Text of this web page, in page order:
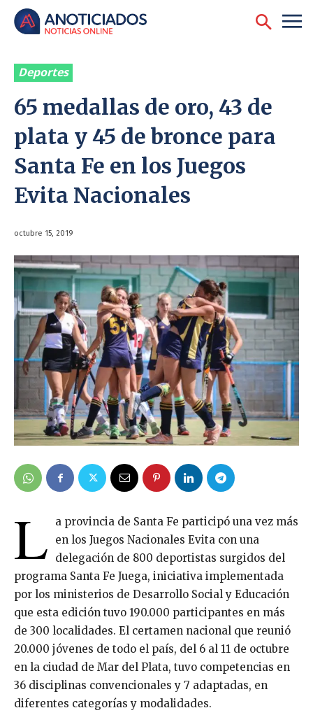
Deportes
65 medallas de oro, 43 de
plata y 45 de bronce para
Santa Fe en los Juegos
Evita Nacionales
octubre 15, 2019
L
a provincia de Santa Fe participó una vez más
en los Juegos Nacionales Evita con una
delegación de 800 deportistas surgidos del
programa Santa Fe Juega, iniciativa implementada
por los ministerios de Desarrollo Social y Educación
que esta edición tuvo 190.000 participantes en más
de 300 localidades. El certamen nacional que reunió
20.000 jóvenes de todo el país, del 6 al 11 de octubre
en la ciudad de Mar del Plata, tuvo competencias en
36 disciplinas convencionales y 7 adaptadas, en
diferentes categorías y modalidades.